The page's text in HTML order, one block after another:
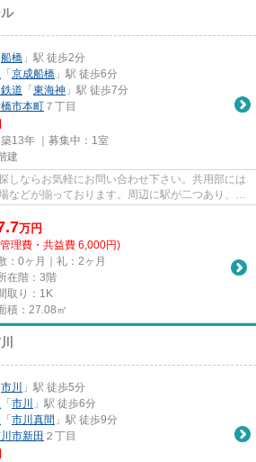
船橋 」駅 徒歩2分
「 京成船橋 」駅 徒歩6分
道 「 東海神 」駅 徒歩7分
市本町 ７丁目
13年 ｜募集中： 1室
建
しならお気軽にお問い合わせ下さい。共用部には
などが揃っております。周辺に駅が二つあり、交
万円
理費・共益費 6,000円)
：0ヶ月｜礼：2ヶ月
在階：3階
取り：1K
積：27.08㎡
市川
」駅 徒歩5分
「 市川
」駅 徒歩6分
「 市川真間 」駅 徒歩9分
市新田 ２丁目